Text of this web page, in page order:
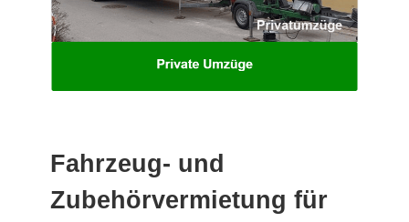
Fahrzeug- und
Zubehörvermietung für